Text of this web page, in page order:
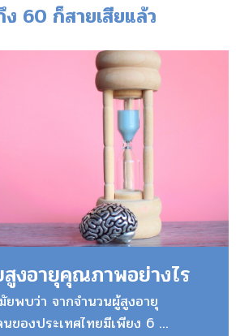
ง 60 ก็สายเสียแล้ว
สูงอายุคุณภาพอย่างไร
ยพบว่า จากจำนวนผู้สูงอายุ
ของประเทศไทยมีเพียง 6 ...